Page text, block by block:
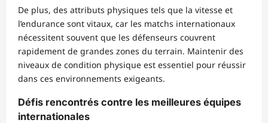
De plus, des attributs physiques tels que la vitesse et
l’endurance sont vitaux, car les matchs internationaux
nécessitent souvent que les défenseurs couvrent
rapidement de grandes zones du terrain. Maintenir des
niveaux de condition physique est essentiel pour réussir
dans ces environnements exigeants.
Défis rencontrés contre les meilleures équipes
internationales